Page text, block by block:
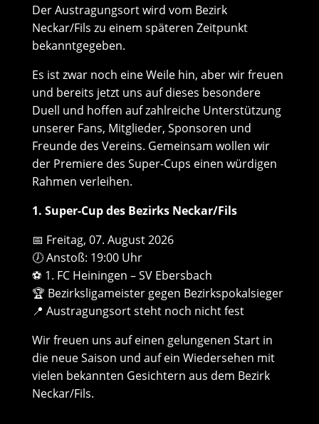
Der Austragungsort wird vom Bezirk
Neckar/Fils zu einem späteren Zeitpunkt
bekanntgegeben.
Es ist zwar noch eine Weile hin, aber wir freuen
und bereits jetzt uns auf dieses besondere
Duell und hoffen auf zahlreiche Unterstützung
unserer Fans, Mitglieder, Sponsoren und
Freunde des Vereins. Gemeinsam wollen wir
der Premiere des Super-Cups einen würdigen
Rahmen verleihen.
1. Super-Cup des Bezirks Neckar/Fils
📅 Freitag, 07. August 2026
🕖 Anstoß: 19:00 Uhr
⚽ 1. FC Heiningen – SV Ebersbach
🏆 Bezirksligameister gegen Bezirkspokalsieger
📍 Austragungsort steht noch nicht fest
Wir freuen uns auf einen gelungenen Start in
die neue Saison und auf ein Wiedersehen mit
vielen bekannten Gesichtern aus dem Bezirk
Neckar/Fils.